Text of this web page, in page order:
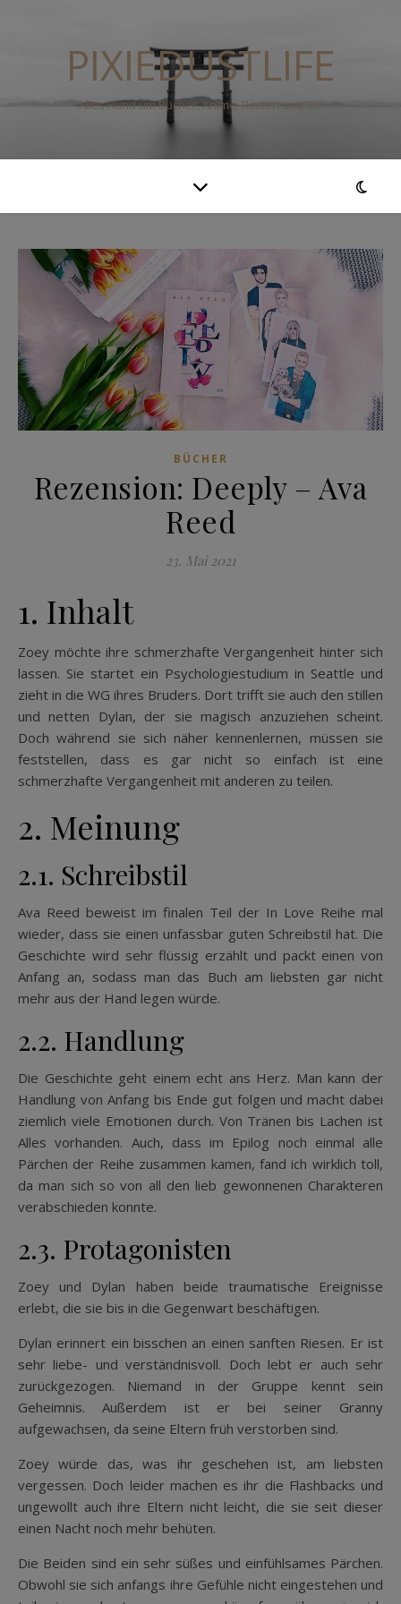
PIXIEDUSTLIFE
Alles Rund um Bücher, Anime, Reisen und Co.
BÜCHER
Rezension: Deeply – Ava
Reed
23. Mai 2021
1. Inhalt
Zoey möchte ihre schmerzhafte Vergangenheit hinter sich
lassen. Sie startet ein Psychologiestudium in Seattle und
zieht in die WG ihres Bruders. Dort trifft sie auch den stillen
und netten Dylan, der sie magisch anzuziehen scheint.
Doch während sie sich näher kennenlernen, müssen sie
feststellen, dass es gar nicht so einfach ist eine
schmerzhafte Vergangenheit mit anderen zu teilen.
2. Meinung
2.1. Schreibstil
Ava Reed beweist im finalen Teil der In Love Reihe mal
wieder, dass sie einen unfassbar guten Schreibstil hat. Die
Geschichte wird sehr flüssig erzählt und packt einen von
Anfang an, sodass man das Buch am liebsten gar nicht
mehr aus der Hand legen würde.
2.2. Handlung
Die Geschichte geht einem echt ans Herz. Man kann der
Handlung von Anfang bis Ende gut folgen und macht dabei
ziemlich viele Emotionen durch. Von Tränen bis Lachen ist
Alles vorhanden. Auch, dass im Epilog noch einmal alle
Pärchen der Reihe zusammen kamen, fand ich wirklich toll,
da man sich so von all den lieb gewonnenen Charakteren
verabschieden konnte.
2.3. Protagonisten
Zoey und Dylan haben beide traumatische Ereignisse
erlebt, die sie bis in die Gegenwart beschäftigen.
Dylan erinnert ein bisschen an einen sanften Riesen. Er ist
sehr liebe- und verständnisvoll. Doch lebt er auch sehr
zurückgezogen. Niemand in der Gruppe kennt sein
Geheimnis. Außerdem ist er bei seiner Granny
aufgewachsen, da seine Eltern früh verstorben sind.
Zoey würde das, was ihr geschehen ist, am liebsten
vergessen. Doch leider machen es ihr die Flashbacks und
ungewollt auch ihre Eltern nicht leicht, die sie seit dieser
einen Nacht noch mehr behüten.
Die Beiden sind ein sehr süßes und einfühlsames Pärchen.
Obwohl sie sich anfangs ihre Gefühle nicht eingestehen und